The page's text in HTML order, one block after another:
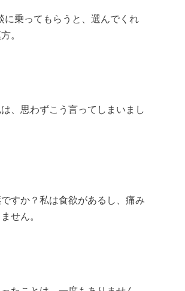
に乗ってもらうと、選んでくれ
。
、思わずこう言ってしまいまし
ですか？私は食欲があるし、痛み
せん。